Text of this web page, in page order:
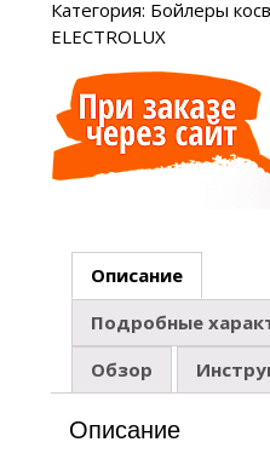
Категория: Бойлеры
ELECTROLUX
Описание
Подробные
Обзор
Описание